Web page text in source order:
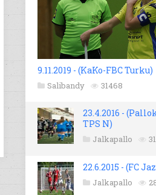
9.11.2019 - (KaKo-FBC Turku)
Salibandy 31468
23.4.2016 -
TPS N)
Jalkapallo
22.6.2015 - (FC
Jalkapallo